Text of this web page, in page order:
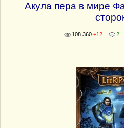
Акула пера в мире
108 360 +12 2